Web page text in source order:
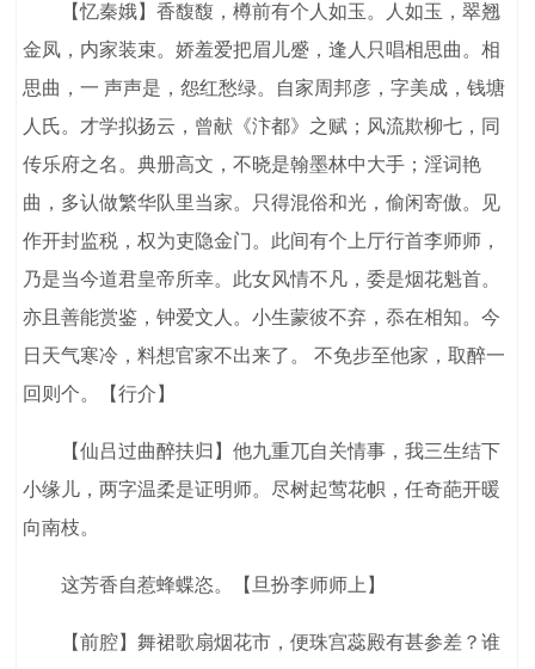
【忆秦娥】香馥馥，樽前有个人如玉。人如玉，翠翘
金凤，内家装束。娇羞爱把眉儿蹙，逢人只唱相思曲。相
思曲，一 声声是，怨红愁绿。自家周邦彦，字美成，钱塘
人氏。才学拟扬云，曾献《汴都》之赋；风流欺柳七，同
传乐府之名。典册高文，不晓是翰墨林中大手；淫词艳
曲，多认做繁华队里当家。只得混俗和光，偷闲寄傲。见
作开封监税，权为吏隐金门。此间有个上厅行首李师师，
乃是当今道君皇帝所幸。此女风情不凡，委是烟花魁首。
亦且善能赏鉴，钟爱文人。小生蒙彼不弃，忝在相知。今
日天气寒冷，料想官家不出来了。 不免步至他家，取醉一
回则个。【行介】
【仙吕过曲醉扶归】他九重兀自关情事，我三生结下
小缘儿，两字温柔是证明师。尽树起莺花帜，任奇葩开暖
向南枝。
这芳香自惹蜂蝶恣。【旦扮李师师上】
【前腔】舞裙歌扇烟花市，便珠宫蕊殿有甚参差？谁